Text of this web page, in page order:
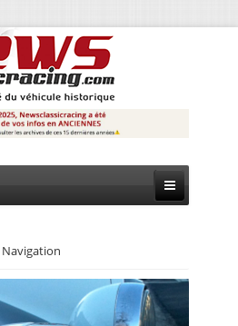
Navigation